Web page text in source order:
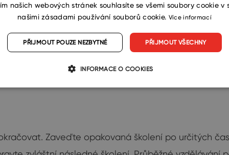
bude pomáhat při úspěšné realizaci. Využijte je.
osoba odpovědná za proces implementace CRM
a příslušnými znalostmi. Zapojte je, aby pomohli
Bude prvním, kdo se o systému dozví nejvíc,
Zaveďte opakovaná školení po určitých
našich webových stránek souhlasíte se všemi soubory cookie v
našimi zásadami používání souborů cookie. Více informací
PŘIJMOUT VŠECHNY
PŘIJMOUT POUZE NEZBYTNÉ
INFORMACE O COOKIES